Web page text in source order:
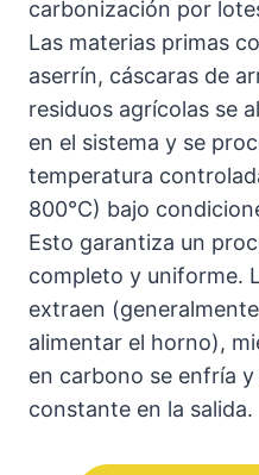
carbonización por
Las materias primas
aserrín, cáscaras de
residuos agrícolas se
en el sistema y se
temperatura
800°C) bajo
Esto garantiza un
completo y uniforme.
extraen
alimentar el horno),
en carbono se enfría
constante en la salida.